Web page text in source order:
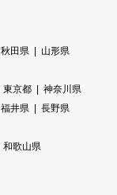
秋田県
山形県
東京都
神奈川県
福井県
長野県
和歌山県